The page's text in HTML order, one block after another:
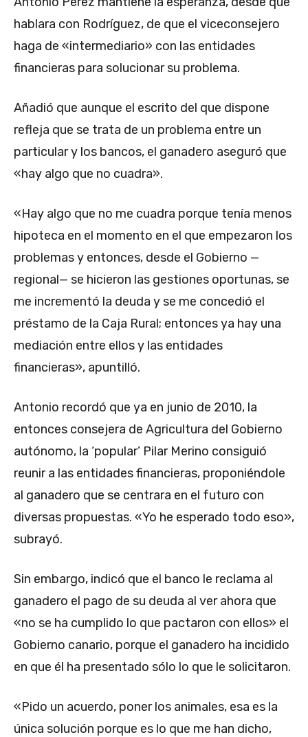
hablara con Rodríguez, de que el viceconsejero
haga de «intermediario» con las entidades
financieras para solucionar su problema.
Añadió que aunque el escrito del que dispone
refleja que se trata de un problema entre un
particular y los bancos, el ganadero aseguró que
«hay algo que no cuadra».
«Hay algo que no me cuadra porque tenía menos
hipoteca en el momento en el que empezaron los
problemas y entonces, desde el Gobierno —
regional— se hicieron las gestiones oportunas, se
me incrementó la deuda y se me concedió el
préstamo de la Caja Rural; entonces ya hay una
mediación entre ellos y las entidades
financieras», apuntilló.
Antonio recordó que ya en junio de 2010, la
entonces consejera de Agricultura del Gobierno
autónomo, la ‘popular’ Pilar Merino consiguió
reunir a las entidades financieras, proponiéndole
al ganadero que se centrara en el futuro con
diversas propuestas. «Yo he esperado todo eso»,
subrayó.
Sin embargo, indicó que el banco le reclama al
ganadero el pago de su deuda al ver ahora que
«no se ha cumplido lo que pactaron con ellos» el
Gobierno canario, porque el ganadero ha incidido
en que él ha presentado sólo lo que le solicitaron.
«Pido un acuerdo, poner los animales, esa es la
única solución porque es lo que me han dicho,